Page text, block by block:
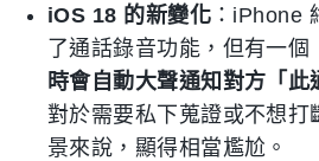
iOS 18 的新變化：iPhone
了通話錄音功能，但有一
時會自動大聲通知對方「此
對於需要私下蒐證或不想打
景來說，顯得相當尷尬。